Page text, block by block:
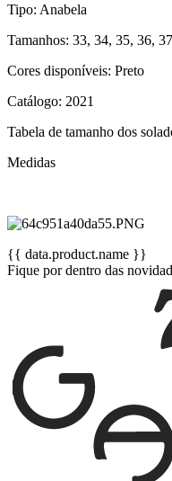
Tipo: Anabela
Tamanhos: 33, 34, 35, 36,
Cores disponíveis: Preto
Catálogo: 2021
Tabela de tamanho dos
Medidas
{{ data.product.name }}
Fique por dentro das